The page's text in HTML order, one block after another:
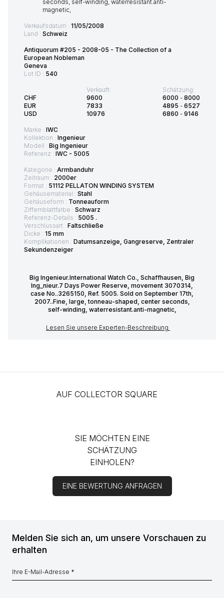
Verkaufsdatum : 11/05/2008
Land : Schweiz
Antiquorum #205 - 2008-05 - The Collection of a
European Nobleman
Geneva
Lot ID : 540
CHF
EUR
USD
Verkauft:
9600
7833
10976
Schätzung:
6000 - 8000
4895 - 6527
6860 - 9146
Marke : IWC
Kollektion : Ingenieur
Modell : Big Ingenieur
Referenz : IWC - 5005
Kategorie : Armbanduhr
Zeitraum : 2000er
Format : 51112 PELLATON WINDING SYSTEM
Gehäusematerial : Stahl
Gehäuseform : Tonneauform
Ziffernblattfarbe : Schwarz
Referenz-Details : 5005 .
Verschlussart : Faltschließe
Dicke : 15 mm
Komplikationen : Datumsanzeige, Gangreserve, Zentraler
Sekundenzeiger
Big Ingenieur.International Watch Co., Schaffhausen, Big
Ing_nieur.7 Days Power Reserve, movement 3070314,
case No..3265150, Ref. 5005. Sold on September 17th,
2007..Fine, large, tonneau-shaped, center seconds,
self-winding, waterresistant.anti-magnetic,
Lesen Sie unsere Experten-Beschreibung
AUF COLLECTOR SQUARE
SIE MÖCHTEN EINE
SCHÄTZUNG
EINHOLEN?
EINE BEWERTUNG ANFRAGEN
Melden Sie sich an, um unsere Vorschauen zu
erhalten